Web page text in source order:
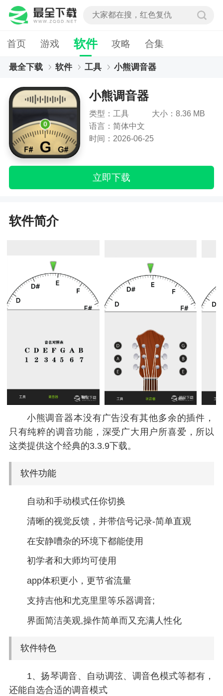
首页 游戏 软件 攻略 合集
最全下载 软件 工具 小熊调音器
小熊调音器
类型：工具
大小：8.36 MB
语言：简体中文
时间：2026-06-25
立即下载
软件简介
小熊调音器本没有广告没有其他多余的插件，
只有纯粹的调音功能，深受广大用户所喜爱，所以
这类提供这个经典的3.3.9下载。
软件功能
自动和手动模式任你切换
清晰的视觉反馈，并带信号记录-简单直观
在安静嘈杂的环境下都能使用
初学者和大师均可使用
app体积更小，更节省流量
支持吉他和尤克里里等乐器调音;
界面简洁美观,操作简单而又充满人性化
软件特色
1、扬琴调音、自动调弦、调音色模式等都有，
还能自选合适的调音模式